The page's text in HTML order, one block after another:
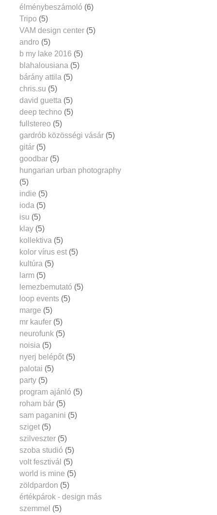
élménybeszámoló (6)
Tripo (5)
VAM design center (5)
andro (5)
b my lake 2016 (5)
blahalousiana (5)
bárány attila (5)
chris.su (5)
david guetta (5)
deep techno (5)
fullstereo (5)
gardrób közösségi vásár (5)
gitár (5)
goodbar (5)
hungarian urban photography
(5)
indie (5)
ioda (5)
isu (5)
klay (5)
kollektiva (5)
kolor vírus est (5)
kultúra (5)
larm (5)
lemezbemutató (5)
loop events (5)
marge (5)
mr kaufer (5)
neurofunk (5)
noisia (5)
nyerj belépőt (5)
palotai (5)
party (5)
program ajánló (5)
roham bár (5)
sam paganini (5)
sziget (5)
szilveszter (5)
szoba studió (5)
volt fesztivál (5)
world is mine (5)
zöldpardon (5)
értékpárok - design más
szemmel (5)